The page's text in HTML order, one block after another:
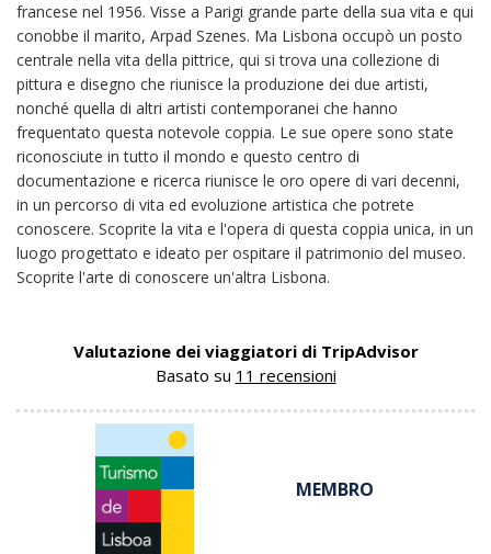
francese nel 1956. Visse a Parigi grande parte della sua vita e qui
conobbe il marito, Arpad Szenes. Ma Lisbona occupò un posto
centrale nella vita della pittrice, qui si trova una collezione di
pittura e disegno che riunisce la produzione dei due artisti,
nonché quella di altri artisti contemporanei che hanno
frequentato questa notevole coppia. Le sue opere sono state
riconosciute in tutto il mondo e questo centro di
documentazione e ricerca riunisce le oro opere di vari decenni,
in un percorso di vita ed evoluzione artistica che potrete
conoscere. Scoprite la vita e l'opera di questa coppia unica, in un
luogo progettato e ideato per ospitare il patrimonio del museo.
Scoprite l'arte di conoscere un'altra Lisbona.
Valutazione dei viaggiatori di TripAdvisor
Basato su 11 recensioni
MEMBRO